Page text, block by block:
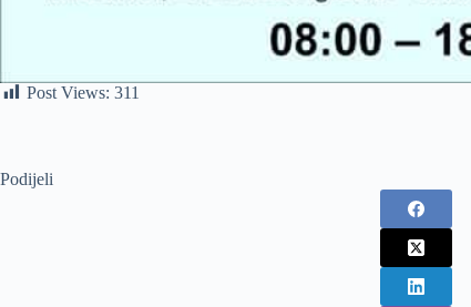
Post Views: 311
Podijeli